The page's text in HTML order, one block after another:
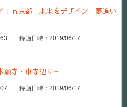
ｉｎ京都 未来をデザイン 夢追い
録画日時：2019/06/17
願寺・東寺辺り～
録画日時：2019/06/17